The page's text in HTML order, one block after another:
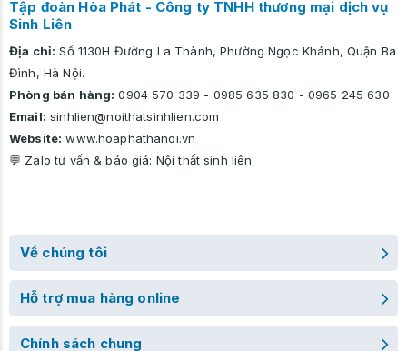
Tập đoàn Hòa Phát - Công ty TNHH thương mại dịch vụ
Sinh Liên
Địa chỉ: Số 1130H Đường La Thành, Phường Ngọc Khánh, Quận Ba
Đình, Hà Nội.
Phòng bán hàng: 0904 570 339 - 0985 635 830 - 0965 245 630
Email: sinhlien@noithatsinhlien.com
Website: www.hoaphathanoi.vn
💬 Zalo tư vấn & báo giá: Nội thất sinh liên
Về chúng tôi
Hỗ trợ mua hàng online
Chính sách chung